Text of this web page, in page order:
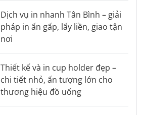
Dịch vụ in nhanh Tân Bình – giải
pháp in ấn gấp, lấy liền, giao tận
nơi
Thiết kế và in cup holder đẹp –
chi tiết nhỏ, ấn tượng lớn cho
thương hiệu đồ uống